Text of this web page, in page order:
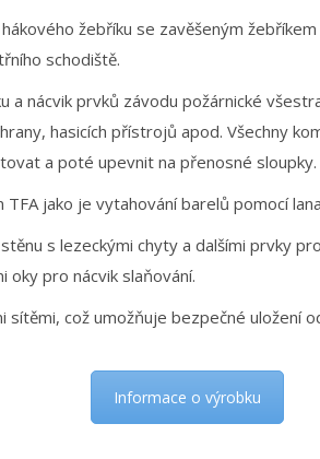
žebříku se zavěšeným
schodiště.
nácvik prvků závodu požárnické
hasicích přístrojů apod. Všechny
a poté upevnit na přenosné sloupky.
jako je vytahování barelů pomocí
s lezeckými chyty a dalšími prvky
pro nácvik slaňování.
což umožňuje bezpečné uložení
Informace o výrobku